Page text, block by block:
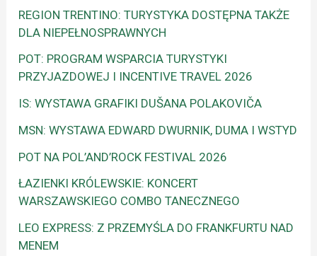
REGION TRENTINO: TURYSTYKA DOSTĘPNA TAKŻE
DLA NIEPEŁNOSPRAWNYCH
POT: PROGRAM WSPARCIA TURYSTYKI
PRZYJAZDOWEJ I INCENTIVE TRAVEL 2026
IS: WYSTAWA GRAFIKI DUŠANA POLAKOVIČA
MSN: WYSTAWA EDWARD DWURNIK, DUMA I WSTYD
POT NA POL’AND’ROCK FESTIVAL 2026
ŁAZIENKI KRÓLEWSKIE: KONCERT
WARSZAWSKIEGO COMBO TANECZNEGO
LEO EXPRESS: Z PRZEMYŚLA DO FRANKFURTU NAD
MENEM